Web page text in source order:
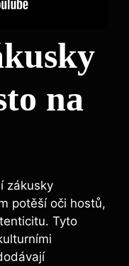
na
zákusky
potěší oči hostů,
Tyto